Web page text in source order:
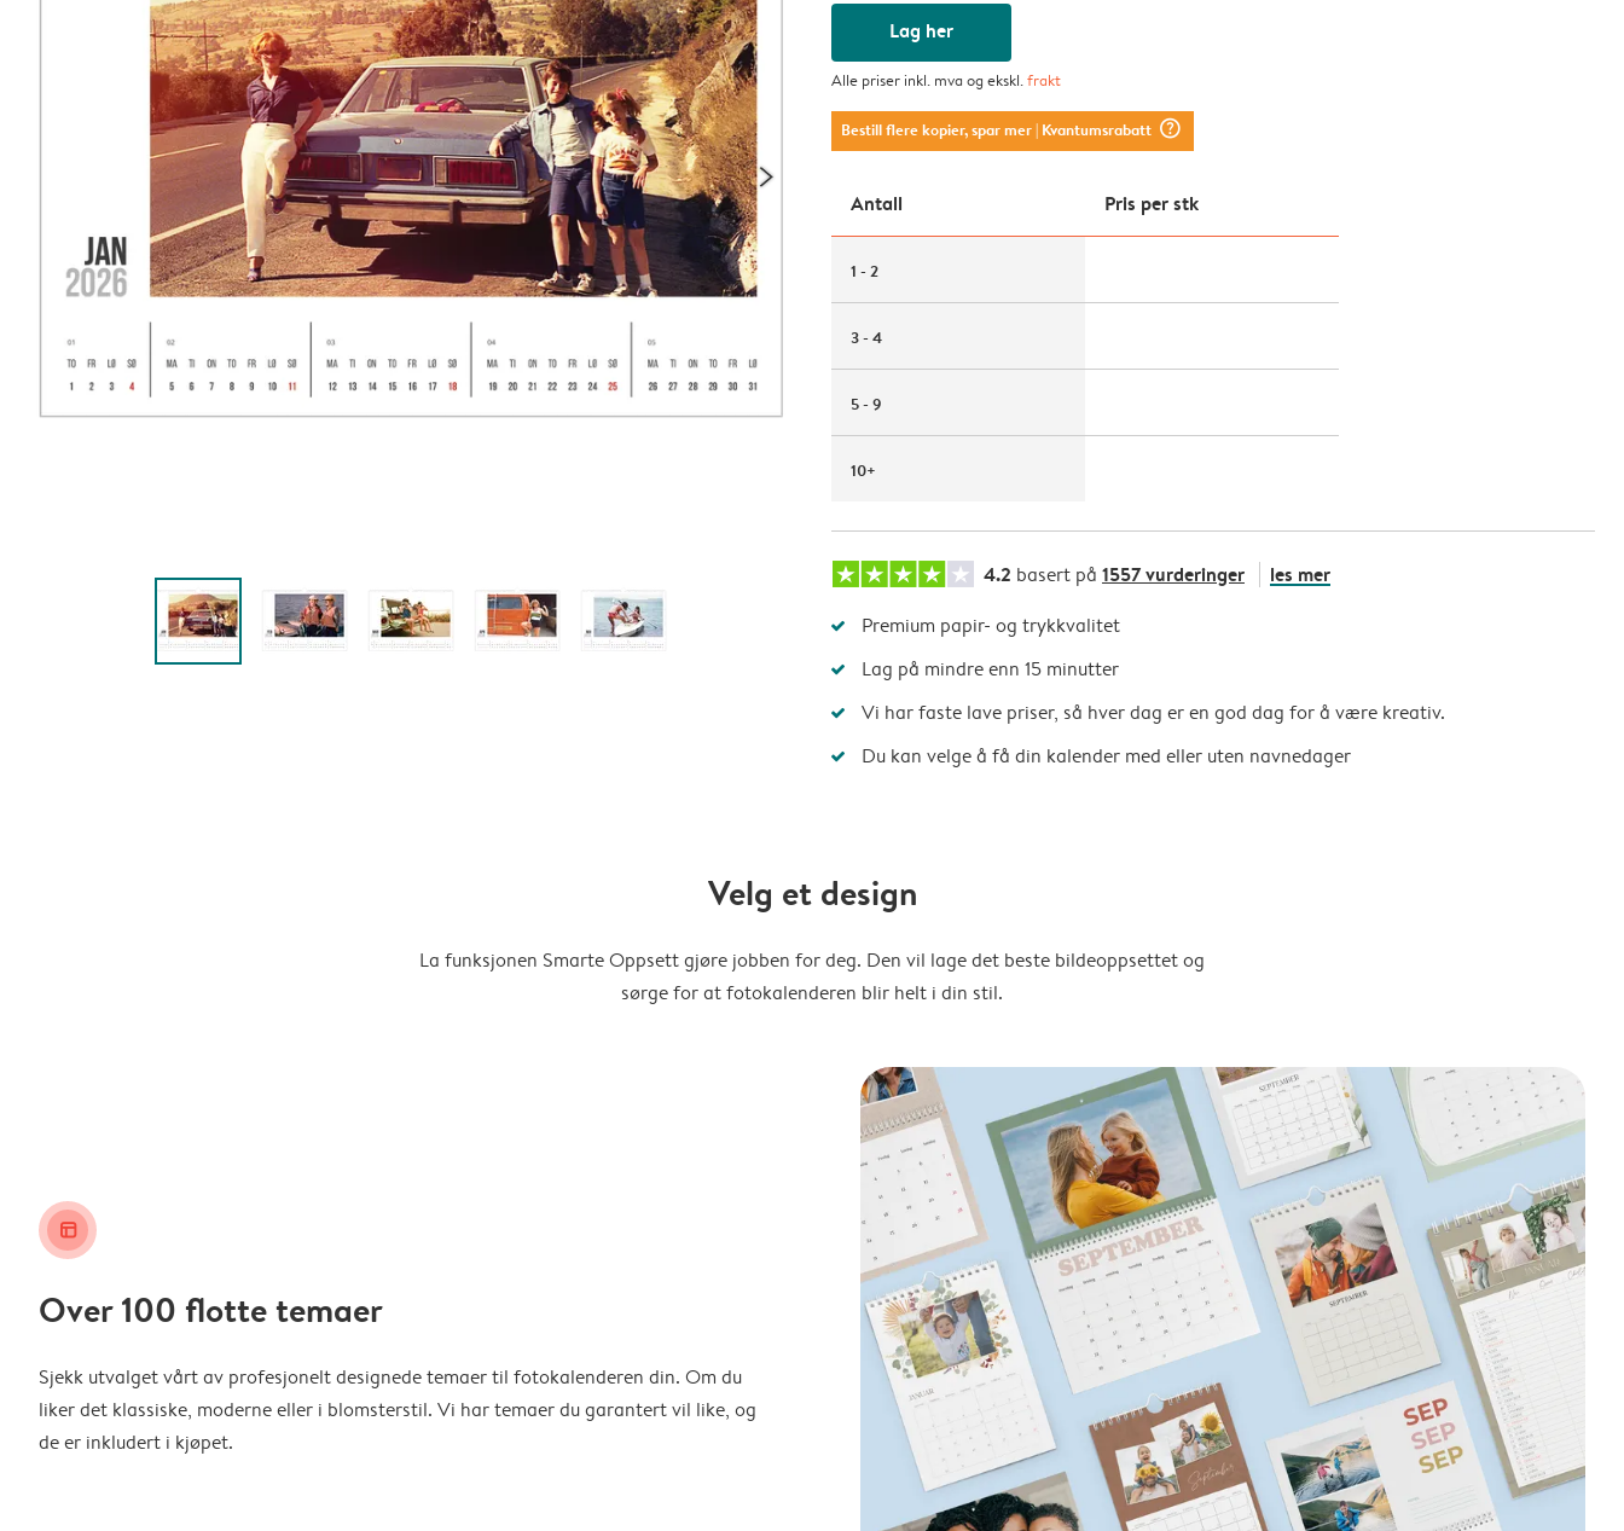
Lag her
Alle priser inkl. mva og ekskl.frakt
Bestill flere kopier, spar mer| Kvantumsrabatt question_mark_circle
Antall Pris per stk
1 - 2
3 - 4
5 - 9
10+
4.2 basert på 1557 vurderinger les mer
Premium papir- og trykkvalitet
Lag på mindre enn 15 minutter
Vi har faste lave priser, så hver dag er en god dag for å være kreativ.
Du kan velge å få din kalender med eller uten navnedager
Velg et design
La funksjonen Smarte Oppsett gjøre jobben for deg. Den vil lage det beste bildeoppsettet og
sørge for at fotokalenderen blir helt i din stil.
layout_alt
Over 100 flotte temaer
Sjekk utvalget vårt av profesjonelt designede temaer til fotokalenderen din. Om du
liker det klassiske, moderne eller i blomsterstil. Vi har temaer du garantert vil like, og
de er inkludert i kjøpet.